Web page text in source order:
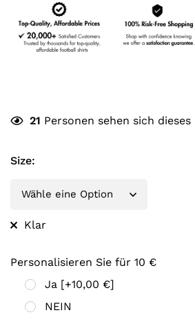
21 Personen sehen sich
Size:
Klar
Personalisieren Sie für 10 €
Ja [+10,00 €]
NEIN